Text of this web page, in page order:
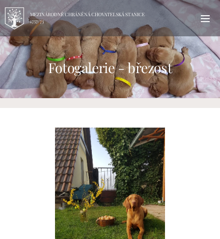
MEZINÁRODNĚ CHRÁNĚNÁ CHOVATELSKÁ STANICE
1757/73
Fotogalerie - březost